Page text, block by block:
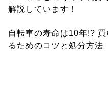
解説しています！
自転車の寿命は10年!?
るためのコツと処分方法